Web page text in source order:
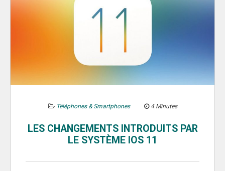
Téléphones & Smartphones 4 Minutes
LES CHANGEMENTS INTRODUITS PAR
LE SYSTÈME IOS 11